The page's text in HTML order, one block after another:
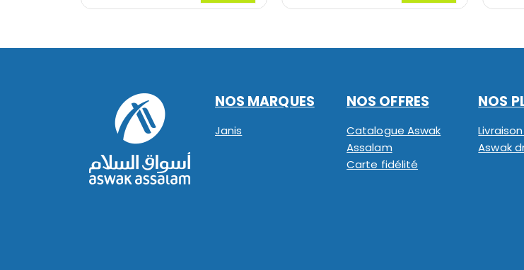
NOS MARQUES
Janis
NOS OFFRES
Catalogue Aswak
Assalam
Carte fidélité
NOS
Aswak